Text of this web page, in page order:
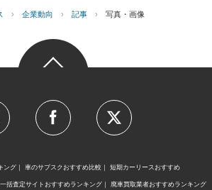
› 企業動向 › 記事 › 写真・画像
ング 車のサブスクおすすめ比較 短期カーリースおすすめ
括査定サイトおすすめランキング 廃車買取業者おすすめランキング